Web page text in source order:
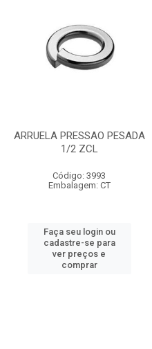
ARRUELA PRESSAO PESADA
1/2 ZCL
Código: 3993
Embalagem: CT
Faça seu login ou
cadastre-se para
ver preços e
comprar